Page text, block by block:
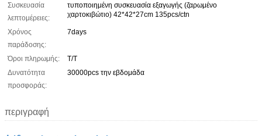
Συσκευασία
λεπτομέρειες:
τυποποιημένη συσκευασία εξαγωγής (ζαρωμένο
χαρτοκιβώτιο) 42*42*27cm 135pcs/ctn
Χρόνος
παράδοσης:
7days
Όροι πληρωμής:
T/T
Δυνατότητα
προσφοράς:
30000pcs την εβδομάδα
περιγραφή